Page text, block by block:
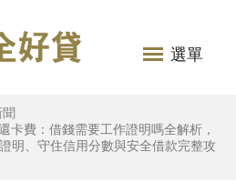
選單
卡費：借錢需要工作證明嗎全解析，
明、守住信用分數與安全借款完整攻